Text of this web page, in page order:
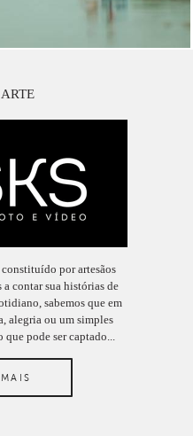
por artesãos
a contar sua histórias de
sabemos que em
alegria ou um simples
pode ser captado...